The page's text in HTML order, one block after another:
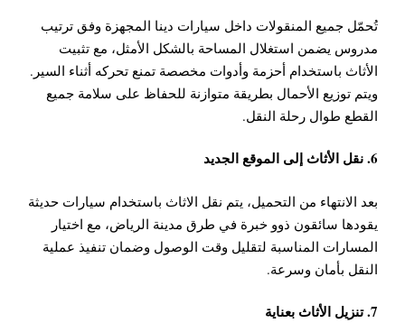
تُحمّل جميع المنقولات داخل سيارات دينا المجهزة وفق ترتيب
مدروس يضمن استغلال المساحة بالشكل الأمثل، مع تثبيت
الأثاث باستخدام أحزمة وأدوات مخصصة تمنع تحركه أثناء السير.
ويتم توزيع الأحمال بطريقة متوازنة للحفاظ على سلامة جميع
القطع طوال رحلة النقل.
6. نقل الأثاث إلى الموقع الجديد
بعد الانتهاء من التحميل، يتم نقل الاثاث باستخدام سيارات حديثة
يقودها سائقون ذوو خبرة في طرق مدينة الرياض، مع اختيار
المسارات المناسبة لتقليل وقت الوصول وضمان تنفيذ عملية
النقل بأمان وسرعة.
7. تنزيل الأثاث بعناية